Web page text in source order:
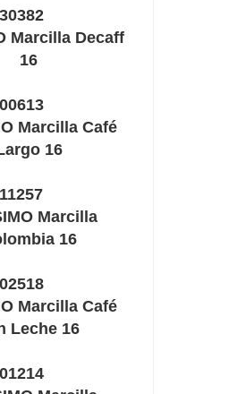
Marcilla Decaff
16
Marcilla Café
16
Marcilla
16
Marcilla Café
Leche 16